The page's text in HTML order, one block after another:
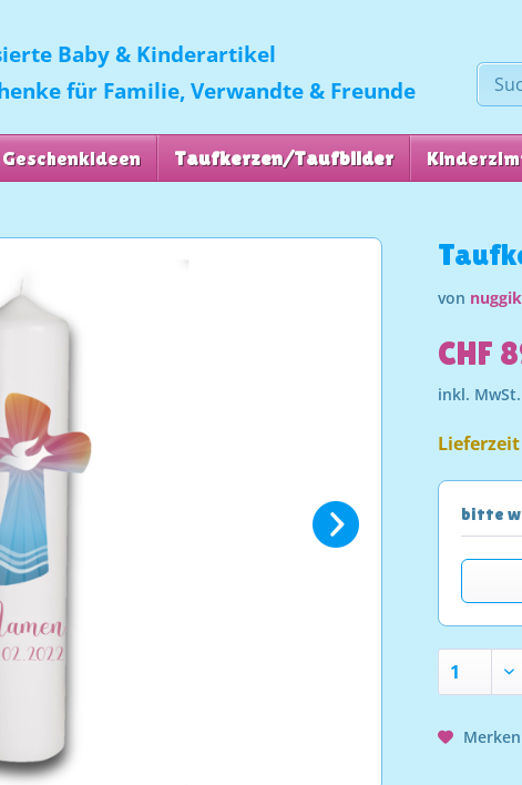
Baby & Kinderartikel
für Familie, Verwandte & Freunde
Geschenkideen Taufkerzen/Taufbilder
von
CHF
inkl.
bitte
Merken